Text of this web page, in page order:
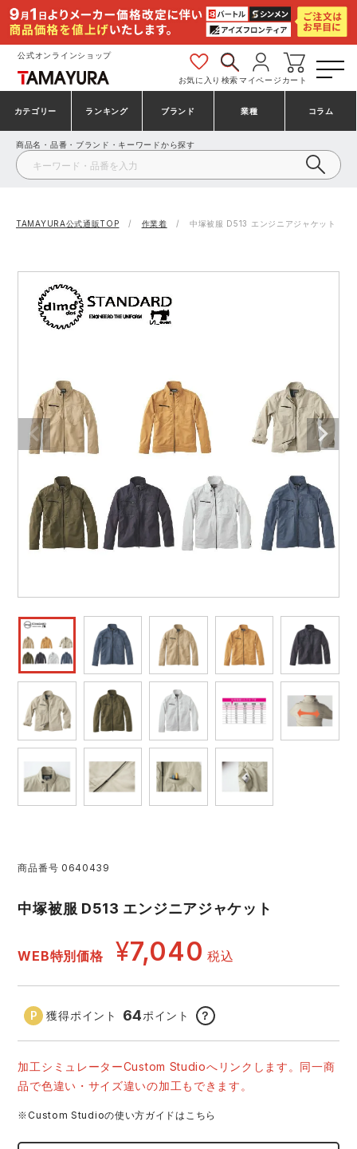
公式オンラインショップ
お気に入り 検索マイページ カート
カテゴリー
安全靴・作業靴
事務服・オフィスウェア
作業用手袋
アウトドア・スポーツ
ワークスーツ
安全保護具
レインウェア・カッパ
ヤッケ
ファン付き作業着・空調服
刺繍・プリント加工対象商品
ランキング
安全靴ランキング
安全靴スニーカーランキング
アシックス安全靴ランキング
作業着ランキング
アウトドアウェアランキング
つなぎランキング
空調服ランキング
コンプレッションウェアランキング
作業用ポロシャツランキング
作業用手袋ランキング
レインウェアランキング
アイズフロンティア ランキング
ジーベック ランキング
ネーム刺繍・プリント加工対象商品
ニット
ファン付きウェア
ブランド
アシックス
プーマ コンバース（CONVERSE）
アイズフロンティア
コーコス ジーベック
クロダルマ 桑和
山田辰 クレヒフク
おたふく手袋 マック
住商モンブラン ボンマックス
GUSH FORCE CUP
GDジャパン カーシーカシマ
シンメン 日進ゴム
ハイパーV 丸五
サーヴォ セロリー 大阪支店
中塚被服 イーブンリバー
業種
建設・建築作業服
製造・工場作業服
大工・鳶作業服
電気・設備作業服
配達・営業作業服
自動車整備士作業服
DIY・日曜大工作業服
飲食店ユニフォーム
運送・倉庫作業服
清掃・ビルメンテ作業服
夜間・高視認性安全服
医療白衣・介護服
コラム
商品名・品番・ブランド・キーワードから探す
TAMAYURA公式通販TOP 作業着 中塚被服 D513 エンジニアジャケット
商品番号 0640439
中塚被服 D513 エンジニアジャケット
WEB特別価格 ¥7,040 税込
獲得ポイント 64ポイント ？
加工シミュレーターCustom Studioへリンクします。同一商
品で色違い・サイズ違いの加工もできます。
※Custom Studioの使い方ガイドはこちら